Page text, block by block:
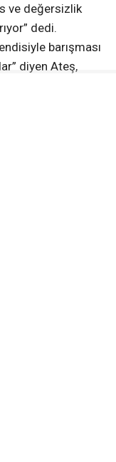
ve değersizlik
dedi.
barışması
diyen Ateş,